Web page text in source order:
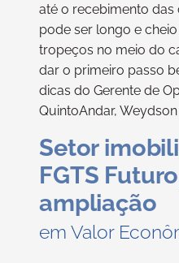
até o recebimento das
pode ser longo e
tropeços no meio do
dar o primeiro passo
dicas do Gerente de
QuintoAndar, Weydson
Setor
FGTS
ampliação
em Valor